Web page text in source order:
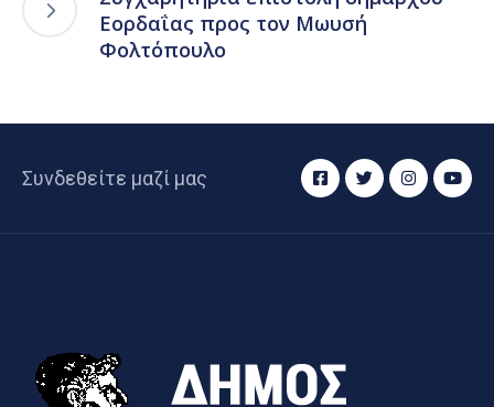
Εορδαΐας προς τον Μωυσή
Φολτόπουλο
Συνδεθείτε μαζί μας